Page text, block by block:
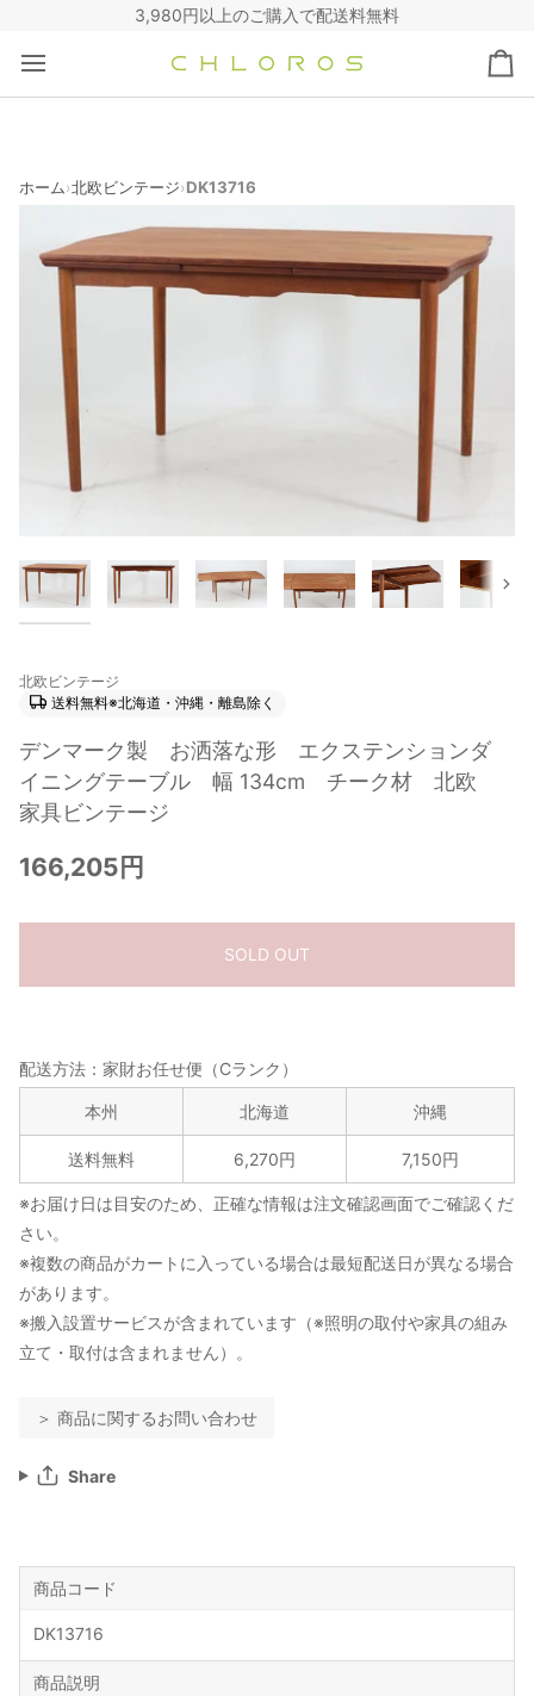
3,980円以上のご購入で配送料無料
カ
ー
ホーム›北欧ビンテージ›DK13716
次
北欧ビンテージ
送料無料※北海道・沖縄・離島除く
デンマーク製 お洒落な形 エクステンションダ
イニングテーブル 幅 134cm チーク材 北欧
家具ビンテージ
166,205円
SOLD OUT
配送方法：家財お任せ便（Cランク）
本州 北海道 沖縄
送料無料 6,270円 7,150円
※お届け日は目安のため、正確な情報は注文確認画面でご確認くだ
さい。
※複数の商品がカートに入っている場合は最短配送日が異なる場合
があります。
※搬入設置サービスが含まれています（※照明の取付や家具の組み
立て・取付は含まれません）。
＞ 商品に関するお問い合わせ
Share
商品コード
DK13716
商品説明